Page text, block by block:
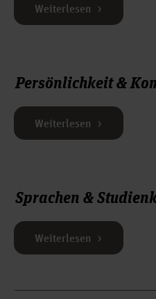
Weiterlesen
Persönlichkeit &
Weiterlesen
Sprachen &
Weiterlesen